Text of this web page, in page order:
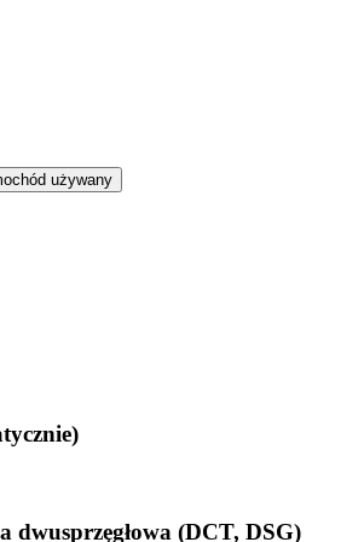
używany
dwusprzęgłowa (DCT, DSG)